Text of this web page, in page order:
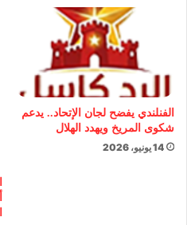
الفنلندي يفضح لجان الإتحاد.. يدعم
شكوى المريخ ويهدد الهلال
14 يونيو، 2026